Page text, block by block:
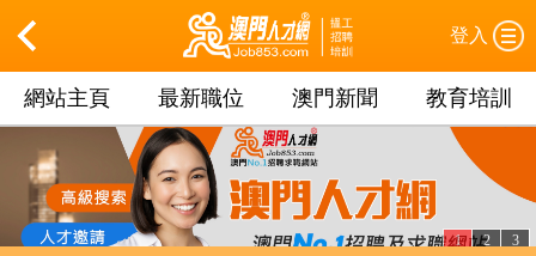
登入
網站主頁 最新職位 澳門新聞 教育培訓
3
2
1